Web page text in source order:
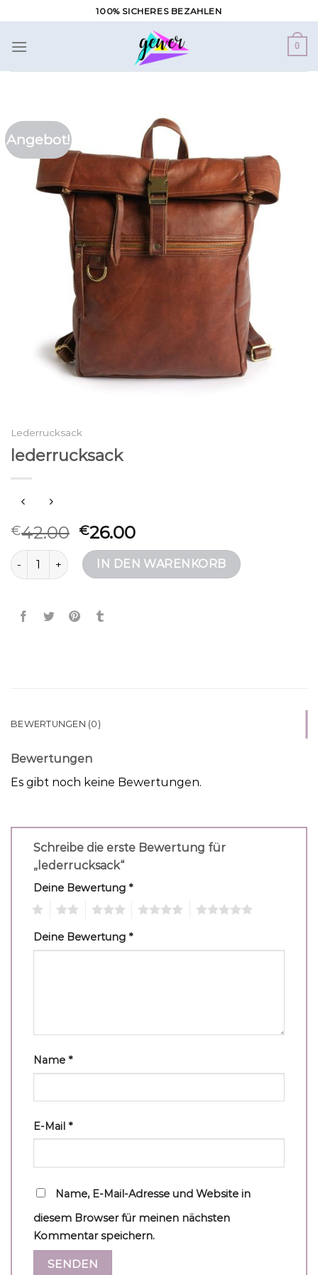
Inhalt
springen
100% SICHERES BEZAHLEN
0
Angebot!
Lederrucksack
lederrucksack
€42.00 €26.00
lederrucksack MengeIN DEN WARENKORB
BEWERTUNGEN (0)
Bewertungen
Es gibt noch keine Bewertungen.
Schreibe die erste Bewertung für
„lederrucksack“
Deine Bewertung *
Deine Bewertung *
Name *
E-Mail *
Name, E-Mail-Adresse und Website in
diesem Browser für meinen nächsten
Kommentar speichern.